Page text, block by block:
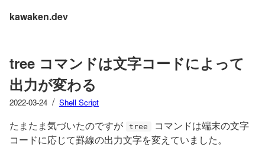
kawaken.dev
tree コマンドは文字コードによって
出力が変わる
2022-03-24 / Shell Script
たまたま気づいたのですが tree
コマンドは端末の文字
コードに応じて罫線の出力文字を変えていました。